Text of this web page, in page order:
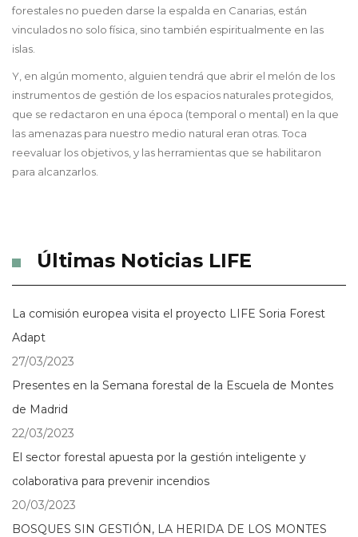
forestales no pueden darse la espalda en Canarias, están
vinculados no solo física, sino también espiritualmente en las
islas.
Y, en algún momento, alguien tendrá que abrir el melón de los
instrumentos de gestión de los espacios naturales protegidos,
que se redactaron en una época (temporal o mental) en la que
las amenazas para nuestro medio natural eran otras. Toca
reevaluar los objetivos, y las herramientas que se habilitaron
para alcanzarlos.
Últimas Noticias LIFE
La comisión europea visita el proyecto LIFE Soria Forest
Adapt
27/03/2023
Presentes en la Semana forestal de la Escuela de Montes
de Madrid
22/03/2023
El sector forestal apuesta por la gestión inteligente y
colaborativa para prevenir incendios
20/03/2023
BOSQUES SIN GESTIÓN, LA HERIDA DE LOS MONTES